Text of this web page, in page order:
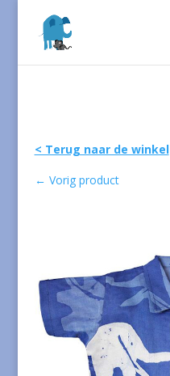
< Terug naar de winkel
← Vorig product